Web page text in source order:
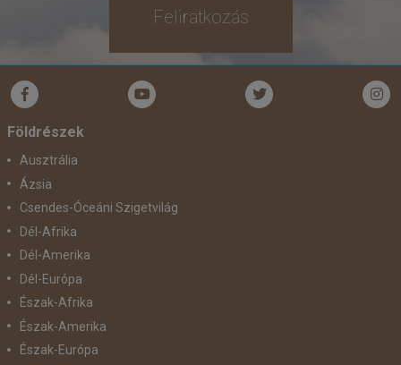
Feliratkozás
Földrészek
Ausztrália
Ázsia
Csendes-Óceáni Szigetvilág
Dél-Afrika
Dél-Amerika
Dél-Európa
Észak-Afrika
Észak-Amerika
Észak-Európa